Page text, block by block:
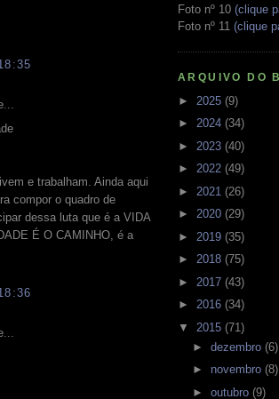
e trabalham. Ainda aqui
compor o quadro de
dessa luta que é a VIDA
É O CAMINHO, é a
Foto nº 10 (clique
Foto nº 11 (clique
ARQUIVO DO
► 2025 (9)
► 2024 (34)
► 2023 (40)
► 2022 (49)
► 2021 (26)
► 2020 (29)
► 2019 (35)
► 2018 (75)
► 2017 (43)
► 2016 (34)
▼ 2015 (71)
► dezembro (6)
► novembro (8)
► outubro (9)